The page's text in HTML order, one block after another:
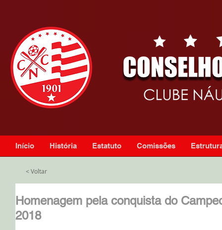
Início História Estatuto Comissões
< Voltar
Homenagem pela conquista do
2018